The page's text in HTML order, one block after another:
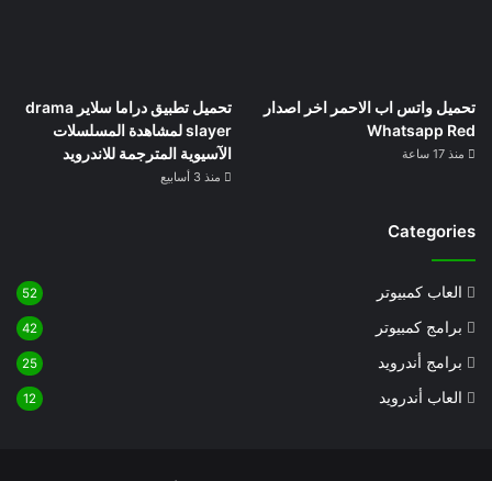
تحميل واتس اب الاحمر اخر اصدار
Whatsapp Red
منذ 17 ساعة
تحميل تطبيق دراما سلاير drama
slayer لمشاهدة المسلسلات
الآسيوية المترجمة للاندرويد
منذ 3 أسابيع
Categories
العاب كمبيوتر 52
برامج كمبيوتر 42
برامج أندرويد 25
العاب أندرويد 12